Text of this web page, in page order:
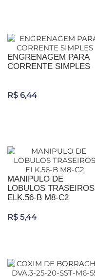
ENGRENAGEM PARA
CORRENTE SIMPLES
R$ 6,44
MANIPULO DE
LOBULOS TRASEIROS
ELK.56-B M8-C2
R$ 5,44